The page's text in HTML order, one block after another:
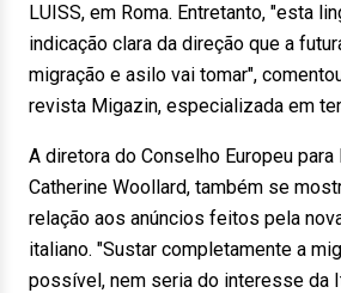
LUISS, em Roma. Entretanto, "esta
indicação clara da direção que a
migração e asilo vai tomar",
revista Migazin, especializada em
A diretora do Conselho Europeu
Catherine Woollard, também se
relação aos anúncios feitos pela
italiano. "Sustar completamente a
possível, nem seria do interesse da